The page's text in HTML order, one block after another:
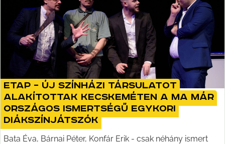
ETAP – Új színházi társulatot
alakítottak Kecskeméten a ma már
országos ismertségű egykori
diákszínjátszók
Bata Éva, Bárnai Péter, Konfár Erik - csak néhány ismert